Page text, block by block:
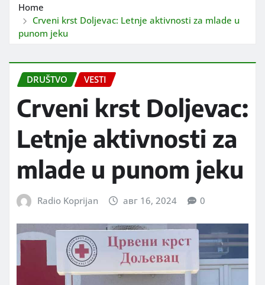
Home
Crveni krst Doljevac: Letnje aktivnosti za mlade u
punom jeku
DRUŠTVO VESTI
Crveni krst Doljevac:
Letnje aktivnosti za
mlade u punom jeku
Radio Koprijan авг 16, 2024 0